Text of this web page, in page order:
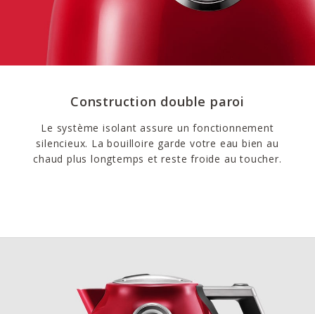
Construction double paroi
Le système isolant assure un fonctionnement
silencieux. La bouilloire garde votre eau bien au
chaud plus longtemps et reste froide au toucher.